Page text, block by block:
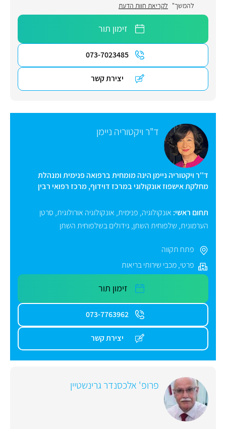
להמשך" לקריאת חוות הדעת
זימון תור
073-7023485
יצירת קשר
ד"ר ויקטוריה ניימן
ד''ר ויקטוריה ניימן הינה מומחית ברפואה פנימית ומנהלת
מחלקת אישפוז אונקולוגי במרכז דוידוף, מרכז רפואי רבין
תחום ראשי: אונקולוגיה, פנימית, אונקולוגיה אורולוגית, סרטן
הערמונית, שלפוחית השתן, גידולים בשלפוחית השתן
פתח תקווה
פרטי,מכבי שירותי בריאות
זימון תור
073-7763962
יצירת קשר
פרופ' אלכסנדר גרינשטיין